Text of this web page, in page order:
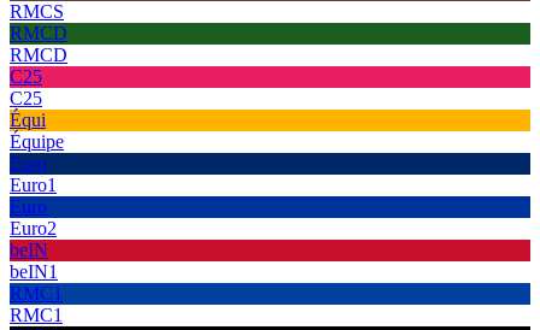
RMCS
RMCD
RMCD
C25
C25
Équi
Équipe
Euro
Euro1
Euro
Euro2
beIN
beIN1
RMC1
RMC1